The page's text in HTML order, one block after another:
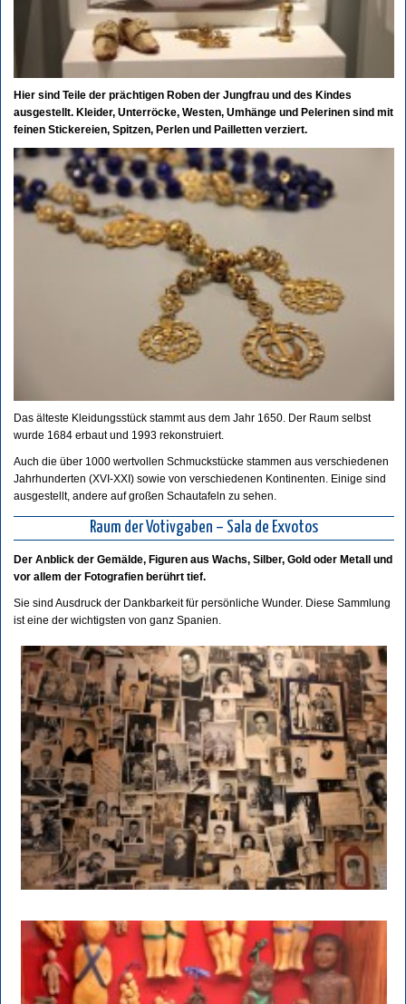
Hier sind Teile der prächtigen Roben der Jungfrau und des Kindes
ausgestellt. Kleider, Unterröcke, Westen, Umhänge und Pelerinen sind mit
feinen Stickereien, Spitzen, Perlen und Pailletten verziert.
Das älteste Kleidungsstück stammt aus dem Jahr 1650. Der Raum selbst
wurde 1684 erbaut und 1993 rekonstruiert.
Auch die über 1000 wertvollen Schmuckstücke stammen aus verschiedenen
Jahrhunderten (XVI-XXI) sowie von verschiedenen Kontinenten. Einige sind
ausgestellt, andere auf großen Schautafeln zu sehen.
Raum der Votivgaben – Sala de Exvotos
Der Anblick der Gemälde, Figuren aus Wachs, Silber, Gold oder Metall und
vor allem der Fotografien berührt tief.
Sie sind Ausdruck der Dankbarkeit für persönliche Wunder. Diese Sammlung
ist eine der wichtigsten von ganz Spanien.